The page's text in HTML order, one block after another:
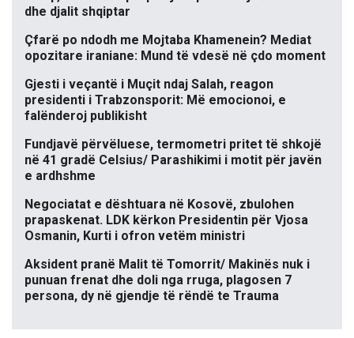
dhe djalit shqiptar
Çfarë po ndodh me Mojtaba Khamenein? Mediat
opozitare iraniane: Mund të vdesë në çdo moment
Gjesti i veçantë i Muçit ndaj Salah, reagon
presidenti i Trabzonsporit: Më emocionoi, e
falënderoj publikisht
Fundjavë përvëluese, termometri pritet të shkojë
në 41 gradë Celsius/ Parashikimi i motit për javën
e ardhshme
Negociatat e dështuara në Kosovë, zbulohen
prapaskenat. LDK kërkon Presidentin për Vjosa
Osmanin, Kurti i ofron vetëm ministri
Aksident pranë Malit të Tomorrit/ Makinës nuk i
punuan frenat dhe doli nga rruga, plagosen 7
persona, dy në gjendje të rëndë te Trauma